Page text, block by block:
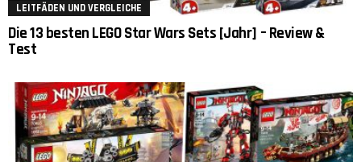
LEITFÄDEN UND VERGLEICHE
Die 13 besten LEGO Star Wars Sets [Jahr] – Review &
Test